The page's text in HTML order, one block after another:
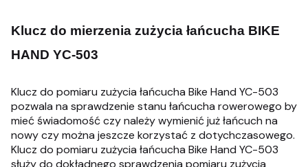
Klucz do mierzenia zużycia łańcucha BIKE
HAND YC-503
Klucz do pomiaru zużycia łańcucha Bike Hand YC-503
pozwala na sprawdzenie stanu łańcucha rowerowego by
mieć świadomość czy należy wymienić już łańcuch na
nowy czy można jeszcze korzystać z dotychczasowego.
Klucz do pomiaru zużycia łańcucha Bike Hand YC-503
służy do dokładnego sprawdzenia pomiaru zużycia